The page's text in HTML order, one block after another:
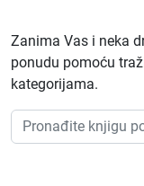
Zanima Vas i neka
ponudu pomoću
kategorijama.